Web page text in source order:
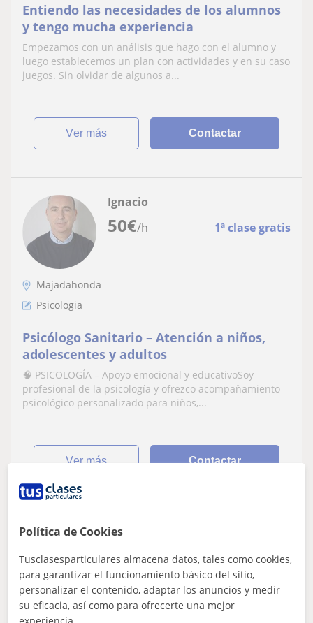
Entiendo las necesidades de los alumnos
y tengo mucha experiencia
Empezamos con un análisis que hago con el alumno y
luego establecemos un plan con actividades y en su caso
juegos. Sin olvidar de algunos a...
ver más Contactar
50€/h 1ª clase gratis
Ignacio
Majadahonda
Psicologia
Psicólogo Sanitario – Atención a niños,
adolescentes y adultos
🧠 PSICOLOGÍA – Apoyo emocional y educativoSoy
profesional de la psicología y ofrezco acompañamiento
psicológico personalizado para niños,...
ver más Contactar
30€/h 1ª clase gratis
Ignacio
Galapagar
Política de Cookies
Tusclasesparticulares almacena datos, tales como cookies,
para garantizar el funcionamiento básico del sitio,
personalizar el contenido, adaptar los anuncios y medir
su eficacia, así como para ofrecerte una mejor
experiencia.